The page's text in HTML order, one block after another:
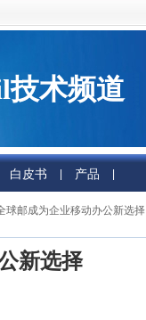
技术频道
白皮书 产品
球邮成为企业移动办公新选择
新选择